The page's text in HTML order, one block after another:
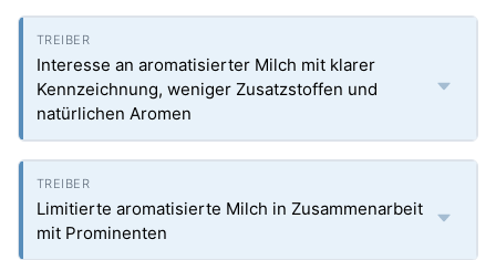
Interesse an aromatisierter Milch mit klarer
Kennzeichnung, weniger Zusatzstoffen und
natürlichen Aromen
Limitierte aromatisierte Milch in Zusammenarbeit
mit Prominenten